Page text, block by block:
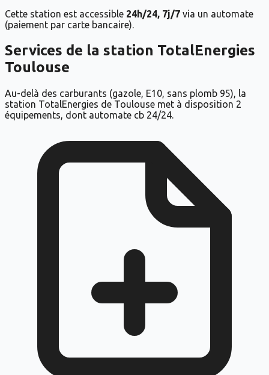
Cette station est accessible 24h/24, 7j/7 via un automate
(paiement par carte bancaire).
Services de la station TotalEnergies
Toulouse
Au-delà des carburants (gazole, E10, sans plomb 95), la
station TotalEnergies de Toulouse met à disposition 2
équipements, dont automate cb 24/24.